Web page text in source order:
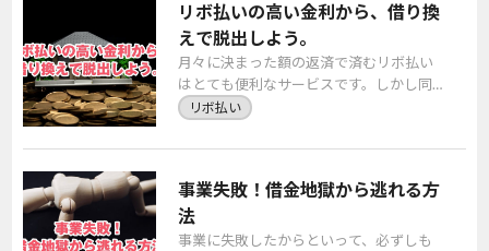
リボ払いの高い金利から、借り換
えで脱出しよう。
月々に決まった額の返済で済むリボ払い
はとても便利なサービスです。しかし同
時に使い続けていると、金利がとても高
ります。 現在既 […]
リボ払い
事業失敗！借金地獄から逃れる方
法
事業に失敗したからといって、必ずしも